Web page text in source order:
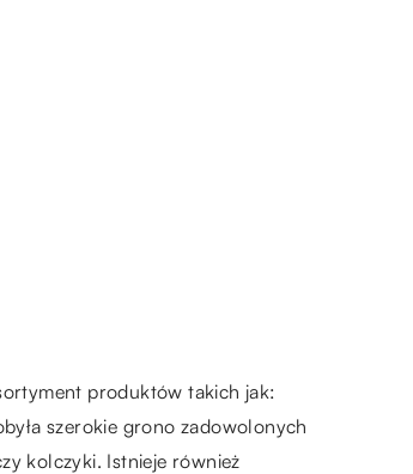
produktów takich jak:
szerokie grono zadowolonych
kolczyki. Istnieje również